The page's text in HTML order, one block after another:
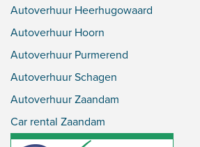
Autoverhuur Heerhugowaard
Autoverhuur Hoorn
Autoverhuur Purmerend
Autoverhuur Schagen
Autoverhuur Zaandam
Car rental Zaandam